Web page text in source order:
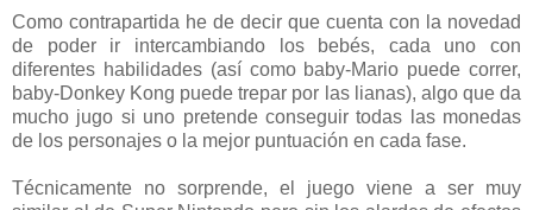
Como contrapartida he de decir que cuenta con la novedad
de poder ir intercambiando los bebés, cada uno con
diferentes habilidades (así como baby-Mario puede correr,
baby-Donkey Kong puede trepar por las lianas), algo que da
mucho jugo si uno pretende conseguir todas las monedas
de los personajes o la mejor puntuación en cada fase.
Técnicamente no sorprende, el juego viene a ser muy